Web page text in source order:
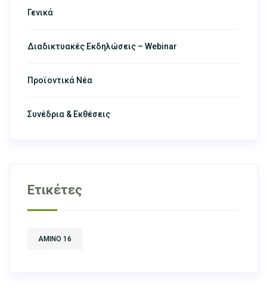
Γενικά
Διαδικτυακές Εκδηλώσεις – Webinar
Προϊοντικά Νέα
Συνέδρια & Εκθέσεις
Ετικέτες
AMINO 16